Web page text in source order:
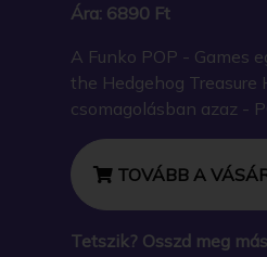
Ára: 6890 Ft
A Funko POP - Games
the Hedgehog
csomagolásban azaz -
TOVÁBB A
Tetszik? Osszd meg